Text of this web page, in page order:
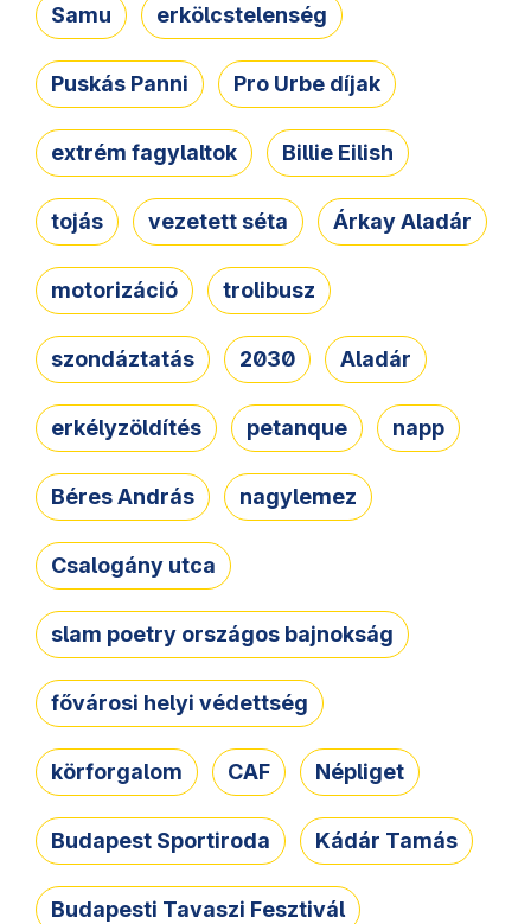
Samu erkölcstelenség
Puskás Panni Pro Urbe díjak
extrém fagylaltok Billie Eilish
tojás vezetett séta Árkay Aladár
motorizáció trolibusz
szondáztatás 2030 Aladár
erkélyzöldítés petanque napp
Béres András nagylemez
Csalogány utca
slam poetry országos bajnokság
fővárosi helyi védettség
körforgalom CAF Népliget
Budapest Sportiroda Kádár Tamás
Budapesti Tavaszi Fesztivál